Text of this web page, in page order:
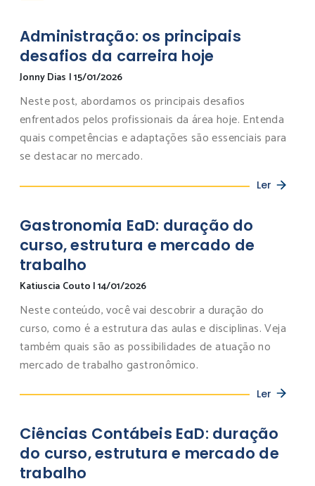
Administração: os principais
desafios da carreira hoje
Jonny Dias |15/01/2026
Neste post, abordamos os principais desafios
enfrentados pelos profissionais da área hoje. Entenda
quais competências e adaptações são essenciais para
se destacar no mercado.
Ler
Gastronomia EaD: duração do
curso, estrutura e mercado de
trabalho
Katiuscia Couto |14/01/2026
Neste conteúdo, você vai descobrir a duração do
curso, como é a estrutura das aulas e disciplinas. Veja
também quais são as possibilidades de atuação no
mercado de trabalho gastronômico.
Ler
Ciências Contábeis EaD: duração
do curso, estrutura e mercado de
trabalho